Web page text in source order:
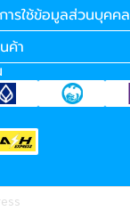
ารใช้ข้อมูลส่วนบุคคล
ค้า